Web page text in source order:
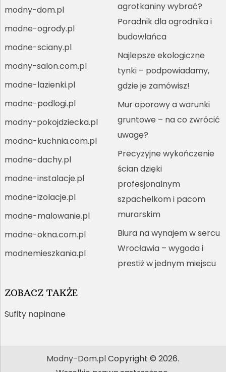
modny-dom.pl
modne-ogrody.pl
modne-sciany.pl
modny-salon.com.pl
modne-lazienki.pl
modne-podlogi.pl
modny-pokojdziecka.pl
modna-kuchnia.com.pl
modne-dachy.pl
modne-instalacje.pl
modne-izolacje.pl
modne-malowanie.pl
modne-okna.com.pl
modnemieszkania.pl
agrotkaniny wybrać?
Poradnik dla ogrodnika i
budowlańca
Najlepsze ekologiczne
tynki – podpowiadamy,
gdzie je zamówisz!
Mur oporowy a warunki
gruntowe – na co zwrócić
uwagę?
Precyzyjne wykończenie
ścian dzięki
profesjonalnym
szpachelkom i pacom
murarskim
Biura na wynajem w sercu
Wrocławia – wygoda i
prestiż w jednym miejscu
ZOBACZ TAKŻE
Sufity napinane
Modny-Dom.plCopyright © 2026.